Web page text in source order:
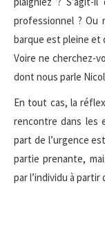
professionnel ? Ou
barque est pleine et
Voire ne cherchez-
dont nous parle
En tout cas, la
rencontre dans les
part de l’urgence
partie prenante,
par l’individu à